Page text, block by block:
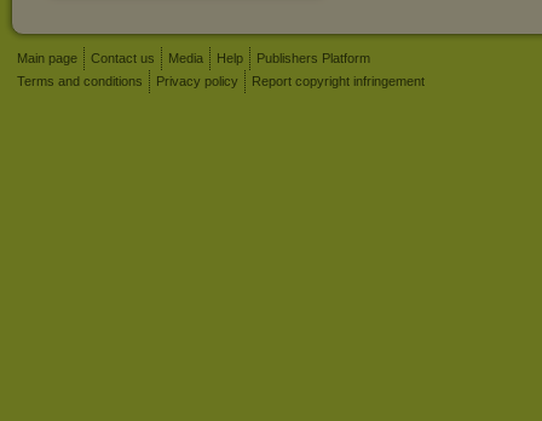
Main page Contact us Media Help
Publishers Platform
Terms and conditions
Privacy policy Report copyright infringement